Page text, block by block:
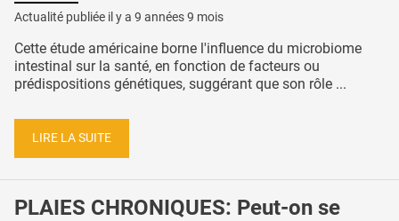
Actualité publiée il y a 9 années 9 mois
Cette étude américaine borne l'influence du microbiome
intestinal sur la santé, en fonction de facteurs ou
prédispositions génétiques, suggérant que son rôle ...
LIRE LA SUITE
PLAIES CHRONIQUES: Peut-on se